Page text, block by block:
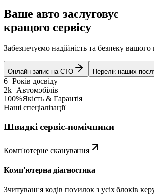
Ваше авто заслуговує
кращого сервісу
Забезпечуємо надійність та безпеку
Онлайн-запис на СТО Перелік наших
6+Років досвіду
2k+Автомобілів
100%Якість & Гарантія
Наші спеціалізації
Швидкі сервіс-помічники
Комп'ютерне сканування
Комп'ютерна діагностика
Зчитування кодів помилок з усіх блоків